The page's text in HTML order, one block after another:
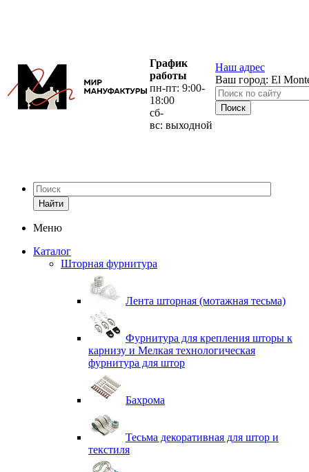
График
работы
пн-пт: 9:00-
18:00
сб-
вс: выходной
Наш адрес
Ваш город: El
Найти
Меню
Каталог
Шторная фурнитура
Лента шторная (мотажная тесьма)
Фурнитура для крепления шторы к
карнизу и Мелкая технологическая
фурнитура для штор
Бахрома
Тесьма декоративная для штор и
текстиля